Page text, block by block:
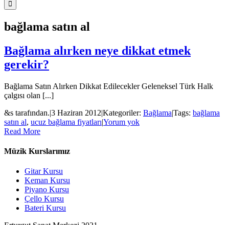
bağlama satın al
Bağlama alırken neye dikkat etmek
gerekir?
Bağlama Satın Alırken Dikkat Edilecekler Geleneksel Türk Halk
çalgısı olan [...]
&s tarafından.|3 Haziran 2012|Kategoriler: Bağlama|Tags: bağlama
satın al, ucuz bağlama fiyatları|Yorum yok
Read More
Müzik Kurslarımız
Gitar Kursu
Keman Kursu
Piyano Kursu
Çello Kursu
Bateri Kursu